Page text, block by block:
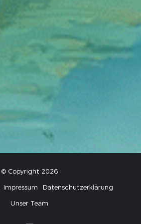
© Copyright 2026
Impressum
Datenschutzerklärung
Unser Team